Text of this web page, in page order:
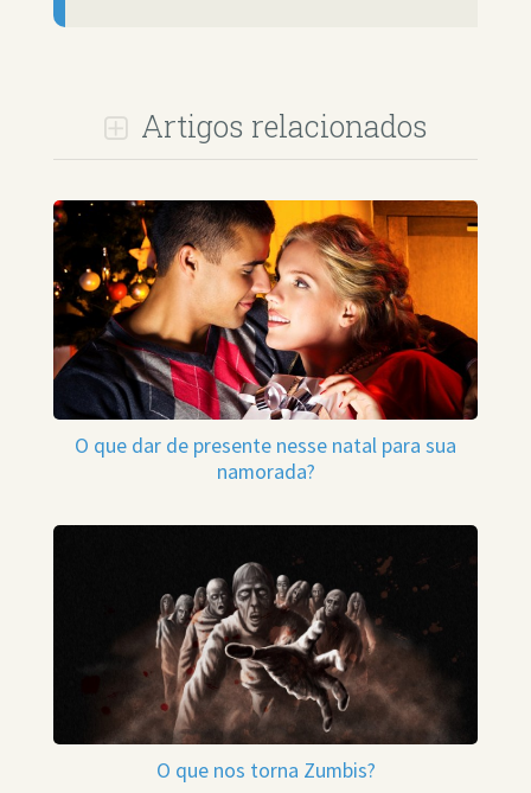
Artigos relacionados
O que dar de presente nesse natal para sua
namorada?
O que nos torna Zumbis?